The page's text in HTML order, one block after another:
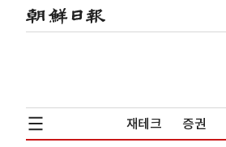
재테크 증권